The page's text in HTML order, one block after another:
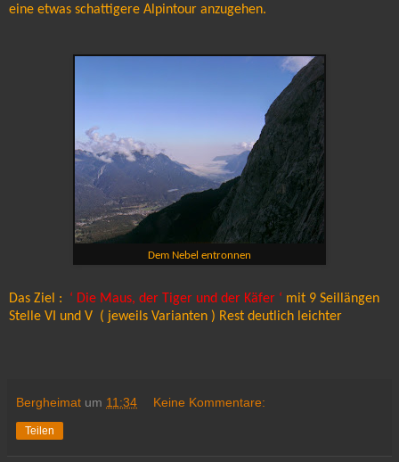
eine etwas schattigere Alpintour anzugehen.
Dem Nebel entronnen
Das Ziel : ‘ Die Maus, der Tiger und der Käfer ‘ mit 9 Seillängen
Stelle VI und V ( jeweils Varianten ) Rest deutlich leichter
Bergheimat um 11:34 Keine Kommentare:
Teilen